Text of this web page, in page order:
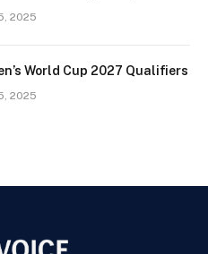
2025
World Cup 2027 Qualifiers
2025